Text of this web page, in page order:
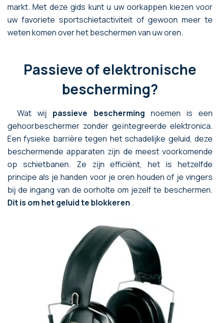
markt. Met deze gids kunt u uw oorkappen kiezen voor
uw favoriete sportschietactiviteit of gewoon meer te
weten komen over het beschermen van uw oren.
Passieve of elektronische
bescherming?
Wat wij passieve bescherming noemen is een
gehoorbeschermer zonder geïntegreerde elektronica.
Een fysieke barrière tegen het schadelijke geluid, deze
beschermende apparaten zijn de meest voorkomende
op schietbanen. Ze zijn efficiënt, het is hetzelfde
principe als je handen voor je oren houden of je vingers
bij de ingang van de oorholte om jezelf te beschermen.
Dit is om het geluid te blokkeren .